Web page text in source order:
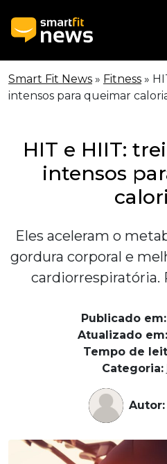
Smart Fit News » Fitness »
intensos para queimar
HIT e HIIT:
intensos
Eles aceleram o
gordura corporal e
cardiorrespiratória.
Publicado em:
Atualizado em:
Tempo de
Categoria:
Autor: